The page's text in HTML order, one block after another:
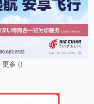
更多 ()